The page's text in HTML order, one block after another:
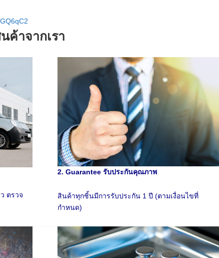
ค้าจากเรา
ตรวจ
2. Guarantee รับประกันคุณภาพ
สินค้าทุกชิ้นมีการรับประกัน 1 ปี (ตามเงื่อนไขที่
กำหนด)